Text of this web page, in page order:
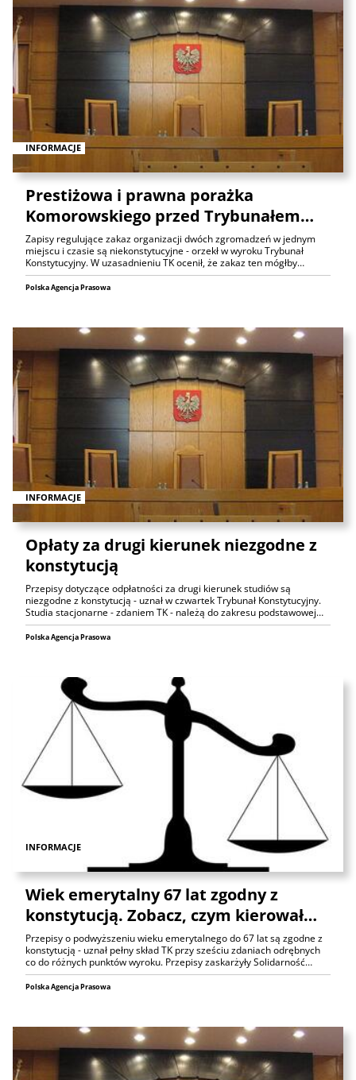
INFORMACJE
Prestiżowa i prawna porażka
Komorowskiego przed Trybunałem…
Zapisy regulujące zakaz organizacji dwóch zgromadzeń w jednym
miejscu i czasie są niekonstytucyjne - orzekł w wyroku Trybunał
Konstytucyjny. W uzasadnieniu TK ocenił, że zakaz ten mógłby…
Polska Agencja Prasowa
INFORMACJE
Opłaty za drugi kierunek niezgodne z
konstytucją
Przepisy dotyczące odpłatności za drugi kierunek studiów są
niezgodne z konstytucją - uznał w czwartek Trybunał Konstytucyjny.
Studia stacjonarne - zdaniem TK - należą do zakresu podstawowej…
Polska Agencja Prasowa
INFORMACJE
Wiek emerytalny 67 lat zgodny z
konstytucją. Zobacz, czym kierował…
Przepisy o podwyższeniu wieku emerytalnego do 67 lat są zgodne z
konstytucją - uznał pełny skład TK przy sześciu zdaniach odrębnych
co do różnych punktów wyroku. Przepisy zaskarżyły Solidarność…
Polska Agencja Prasowa